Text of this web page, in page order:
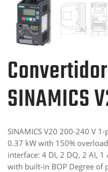
SINAMICS
SINAMICS V20 200-240 V
0.37 kW with 150%
interface: 4 DI, 2 DQ, 2 AI, 1
with built-in BOP Degree of